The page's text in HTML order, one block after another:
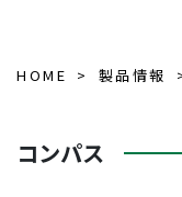
HOME 製品情報
コンパス